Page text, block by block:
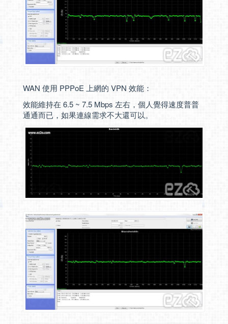
WAN 使用 PPPoE 上網的 VPN 效能：
效能維持在 6.5 ~ 7.5 Mbps 左右，個人覺得速度普普
通通而已，如果連線需求不大還可以。